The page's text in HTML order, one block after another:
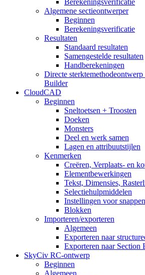
Berekeningsverificatie
Algemene sectieontwerper
Beginnen
Berekeningsverificatie
Resultaten
Standaard resultaten
Samengestelde resultaten
Handberekeningen
Directe
Builder
CloudCAD
Beginnen
Sneltoetsen + Troosten
Doeken
Monsters
Deel en werk samen
Lagen en attribuutstijlen
Kenmerken
Creëren, Verplaats- en
Elementbewerkingen
Tekst, Dimensies,
Selectiehulpmiddelen
Instellingen voor snappen
Blokken
Importeren/exporteren
Algemeen
Exporteren naar
Exporteren naar Section
SkyCiv RC-ontwerp
Beginnen